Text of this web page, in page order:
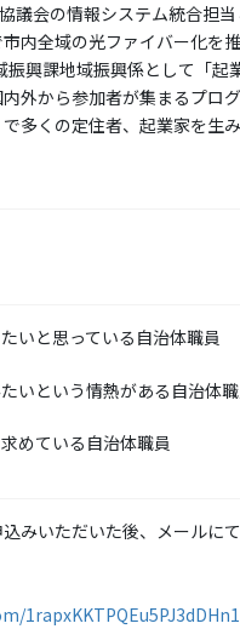
議会の情報システム統合担
内全域の光ファイバー化を
興課地域振興係として「起
外から参加者が集まるプロ
多くの定住者、起業家を生
と思っている自治体職員
いという情熱がある自治体
めている自治体職員
みいただいた後、メールに